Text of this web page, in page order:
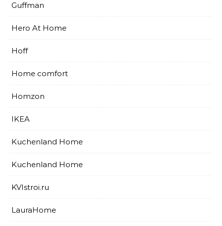
Guffman
Hero At Home
Hoff
Home comfort
Homzon
IKEA
Kuchenland Home
Kuchenland Home
KVIstroi.ru
LauraHome